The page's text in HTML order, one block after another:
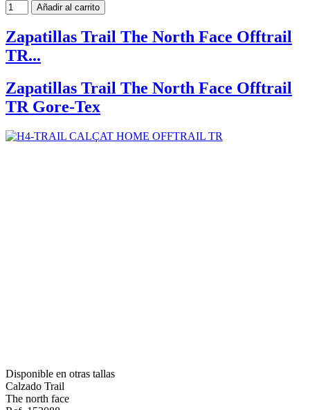
Añadir al carrito
Zapatillas Trail The North Face Offtrail
TR...
Zapatillas Trail The North Face Offtrail
TR Gore-Tex
Disponible en otras tallas
Calzado Trail
The north face